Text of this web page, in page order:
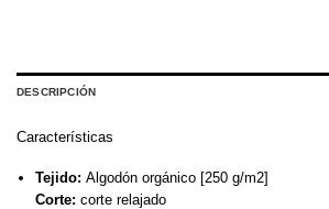
DESCRIPCIÓN
Características
Tejido: Algodón orgánico [250 g/m2]
Corte: corte relajado